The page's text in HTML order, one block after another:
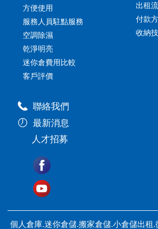
方便使用
服務人員駐點服務
空調除濕
乾淨明亮
迷你倉費用比較
客戶評價
出租
付款
收納
聯絡我們
最新消息
人才招募
個人倉庫.迷你倉儲.搬家倉儲.小倉儲出租.